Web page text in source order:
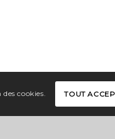
cookies. TOUT